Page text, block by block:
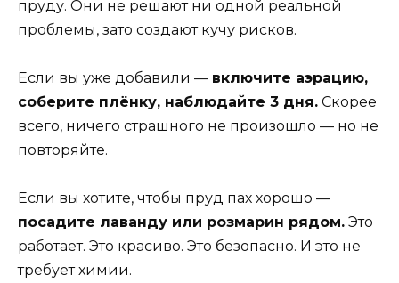
пруду. Они не решают ни одной реальной
проблемы, зато создают кучу рисков.
Если вы уже добавили — включите аэрацию,
соберите плёнку, наблюдайте 3 дня. Скорее
всего, ничего страшного не произошло — но не
повторяйте.
Если вы хотите, чтобы пруд пах хорошо —
посадите лаванду или розмарин рядом. Это
работает. Это красиво. Это безопасно. И это не
требует химии.